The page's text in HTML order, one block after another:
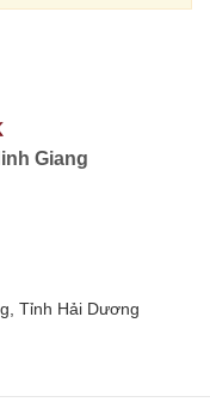
Giang
Tỉnh Hải Dương